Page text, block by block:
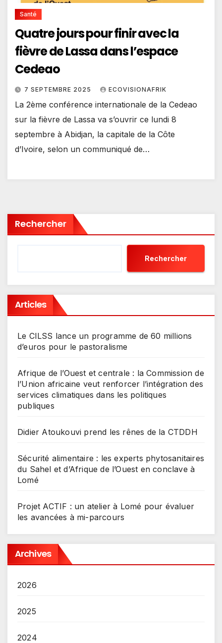
Santé
Quatre jours pour finir avec la
fièvre de Lassa dans l’espace
Cedeao
7 SEPTEMBRE 2025 ECOVISIONAFRIK
La 2ème conférence internationale de la Cedeao
sur la fièvre de Lassa va s’ouvrir ce lundi 8
septembre à Abidjan, la capitale de la Côte
d’Ivoire, selon un communiqué de…
Rechercher
Rechercher
Articles
Le CILSS lance un programme de 60 millions
d’euros pour le pastoralisme
Afrique de l’Ouest et centrale : la Commission de
l’Union africaine veut renforcer l’intégration des
services climatiques dans les politiques
publiques
Didier Atoukouvi prend les rênes de la CTDDH
Sécurité alimentaire : les experts phytosanitaires
du Sahel et d’Afrique de l’Ouest en conclave à
Lomé
Projet ACTIF : un atelier à Lomé pour évaluer
les avancées à mi-parcours
Archives
2026
2025
2024